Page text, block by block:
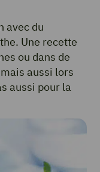
avec du
Une recette
ou dans de
aussi lors
aussi pour la